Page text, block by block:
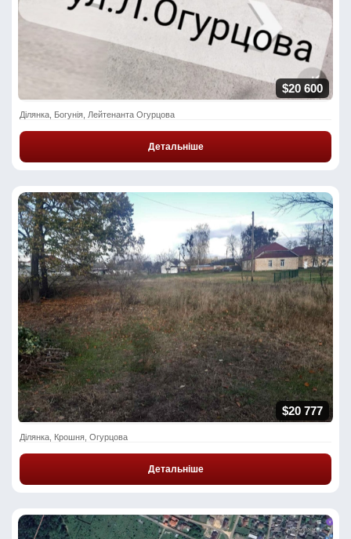
$20 600
Ділянка, Богунія, Лейтенанта Огурцова
Детальніше
$20 777
Ділянка, Крошня, Огурцова
Детальніше